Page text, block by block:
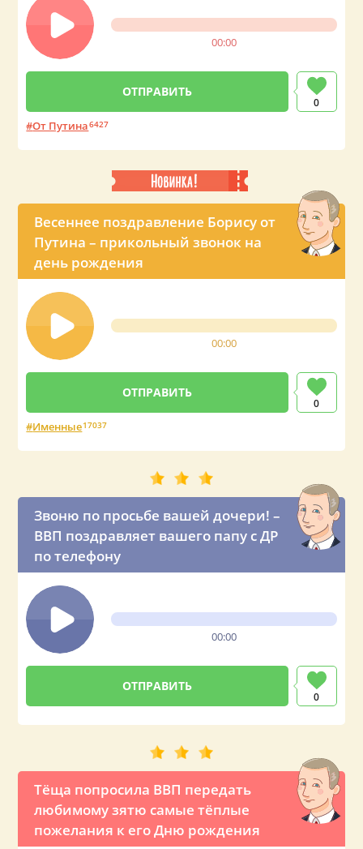
00:00
0
От Путина6427
Весеннее поздравление Борису от
Путина – прикольный звонок на
день рождения
00:00
0
Именные17037
Звоню по просьбе вашей дочери! –
ВВП поздравляет вашего папу с ДР
по телефону
00:00
0
Тёща попросила ВВП передать
любимому зятю самые тёплые
пожелания к его Дню рождения